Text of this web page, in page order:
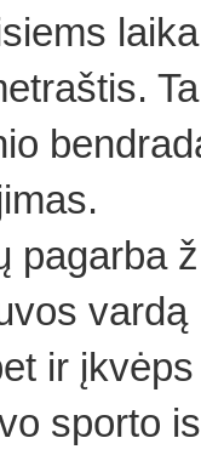
pagarba
ir
sporto